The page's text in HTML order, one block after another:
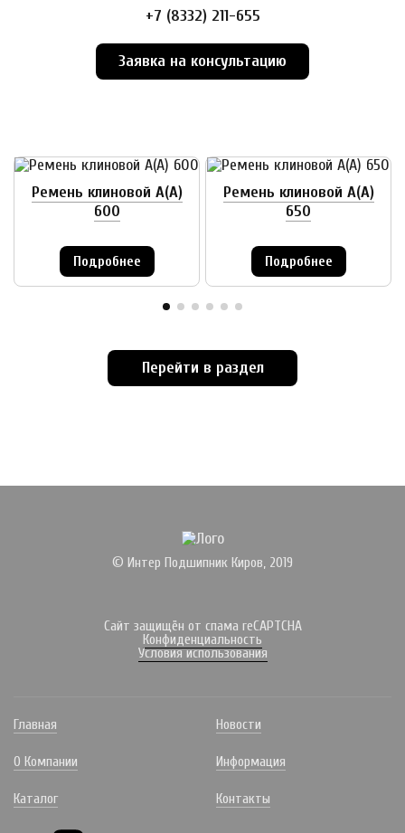
+7 (8332) 211-655
Заявка на консультацию
Ремень клиновой А(А)
600
Подробнее
Ремень клиновой А(А)
650
Подробнее
Перейти в раздел
© Интер Подшипник Киров, 2019
Сайт защищён от спама reCAPTCHA
Конфиденциальность
Условия использования
Главная
О Компании
Каталог
Новости
Информация
Контакты